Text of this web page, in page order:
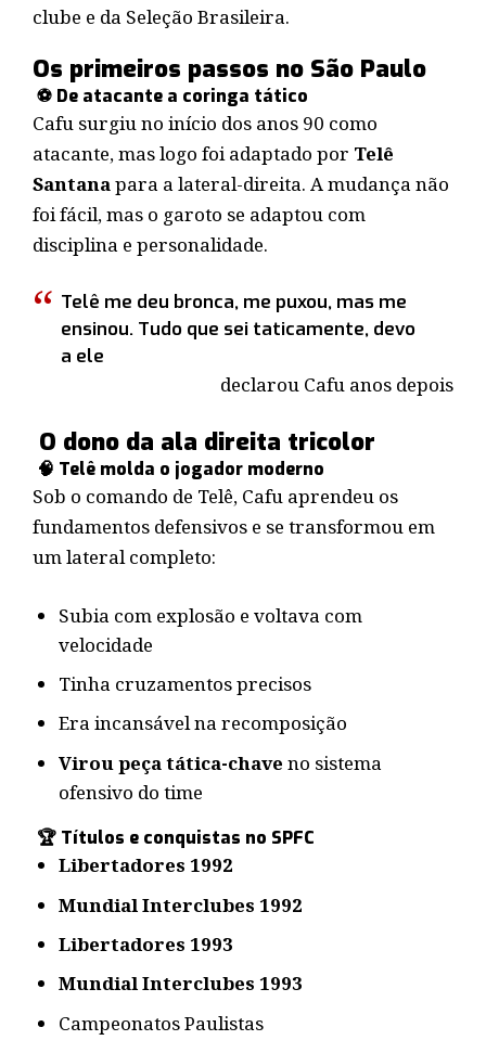
clube e da Seleção Brasileira.
Os primeiros passos no São Paulo
⚽ De atacante a coringa tático
Cafu surgiu no início dos anos 90 como
atacante, mas logo foi adaptado por Telê
Santanapara a lateral-direita. A mudança não
foi fácil, mas o garoto se adaptou com
disciplina e personalidade.
Telê me deu bronca, me puxou, mas me
ensinou. Tudo que sei taticamente, devo
a ele
declarou Cafu anos depois
O dono da ala direita tricolor
🧠 Telê molda o jogador moderno
Sob o comando de Telê, Cafu aprendeu os
fundamentos defensivos e se transformou em
um lateral completo:
Subia com explosão e voltava com
velocidade
Tinha cruzamentos precisos
Era incansável na recomposição
Virou peça tática-chave no sistema
ofensivo do time
🏆 Títulos e conquistas no SPFC
Libertadores 1992
Mundial Interclubes 1992
Libertadores 1993
Mundial Interclubes 1993
Campeonatos Paulistas